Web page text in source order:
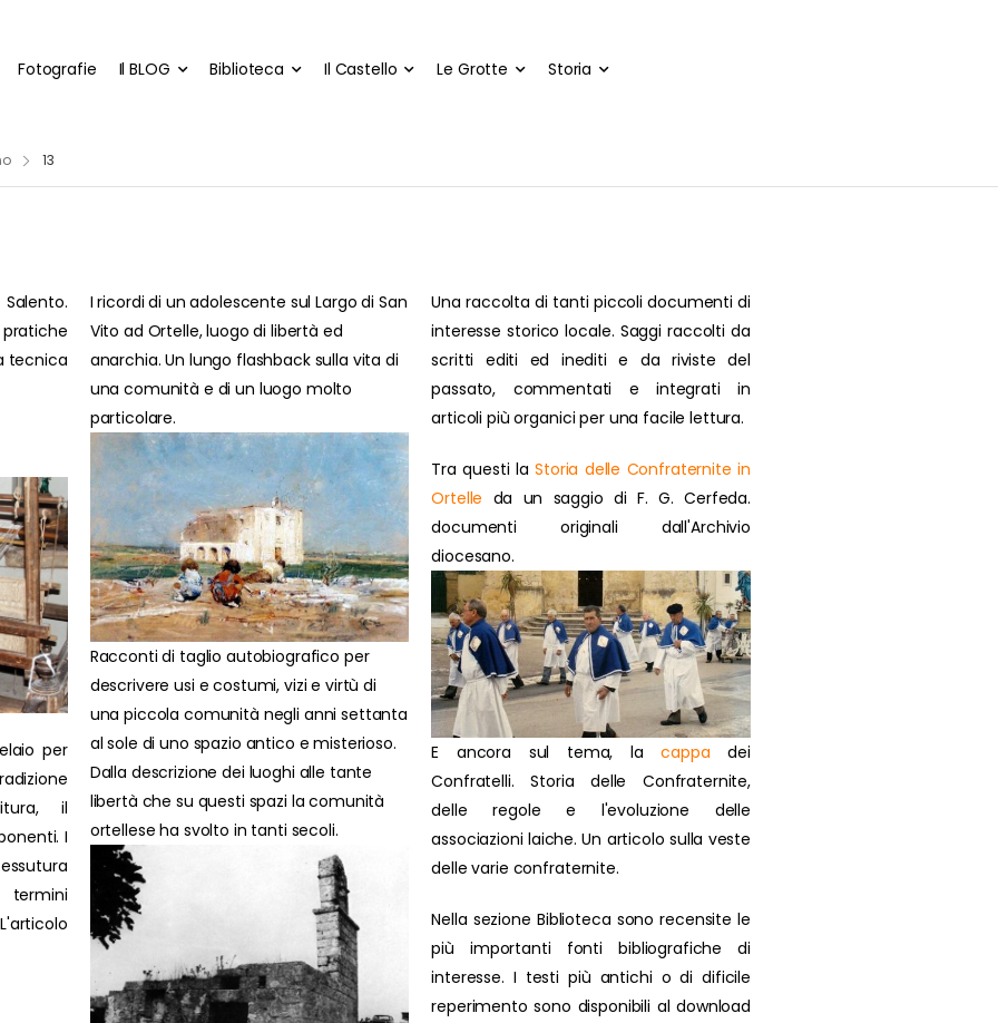
Fotografie Il BLOG Biblioteca Il Castello Le Grotte Storia
13
tecnica
per
il
I
I ricordi di un adolescente sul Largo di San
Vito ad Ortelle, luogo di libertà ed
anarchia. Un lungo flashback sulla vita di
una comunità e di un luogo molto
particolare.
Racconti di taglio autobiografico per
descrivere usi e costumi, vizi e virtù di
una piccola comunità negli anni settanta
al sole di uno spazio antico e misterioso.
Dalla descrizione dei luoghi alle tante
libertà che su questi spazi la comunità
ortellese ha svolto in tanti secoli.
Una raccolta di tanti piccoli documenti di
interesse storico locale. Saggi raccolti da
scritti editi ed inediti e da riviste del
passato, commentati e integrati in
articoli più organici per una facile lettura.
Tra questi laStoria delle Confraternite in
Ortelle da un saggio di F. G. Cerfeda.
documenti originali dall'Archivio
diocesano.
E ancora sul tema, lacappa dei
Confratelli. Storia delle Confraternite,
delle regole e l'evoluzione delle
associazioni laiche. Un articolo sulla veste
delle varie confraternite.
Nella sezione Biblioteca sono recensite le
più importanti fonti bibliografiche di
interesse. I testi più antichi o di dificile
reperimento sono disponibili al download